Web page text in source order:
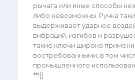
рычага или иные способы
либо невозможны. Ручка
выдерживает ударное
вибраций, изгибов и
такие ключи широко
востребованными, в том
промышленного
**![]